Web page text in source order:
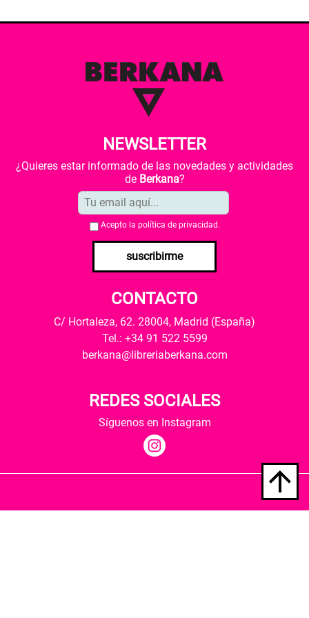
NEWSLETTER
¿Quieres estar informado de las novedades y actividades
de Berkana?
Acepto la política de privacidad .
suscribirme
CONTACTO
C/ Hortaleza, 62. 28004, Madrid (España)
Tel.: +34 91 522 5599
berkana@libreriaberkana.com
REDES SOCIALES
Síguenos en Instagram